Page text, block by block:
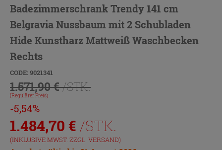
Badezimmerschrank Trendy 141 cm
Belgravia Nussbaum mit 2 Schubladen
Hide Kunstharz Mattweiß Waschbecken
Rechts
CODE: 9021341
1.571,90 €/STK.
(Regulärer Preis)
-5,54%
1.484,70 € /STK.
(INKLUSIVE MWST. ZZGL. VERSAND)